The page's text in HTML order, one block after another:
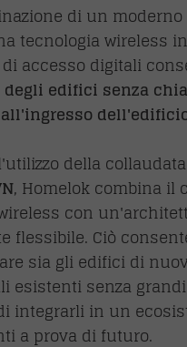
di un
tecnologia wireless
accesso digitali
degli edifici senza
della collaudata
, Homelok combina il
con
flessibile. Ciò
sia gli edifici di
esistenti senza
integrarli in un
a prova di futuro.